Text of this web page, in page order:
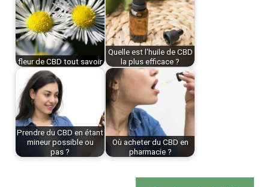
fleur de CBD tout savoir
Quelle est l'huile de CBD
la plus efficace ?
Prendre du CBD en étant
mineur possible ou
pas ?
Où acheter du CBD en
pharmacie ?